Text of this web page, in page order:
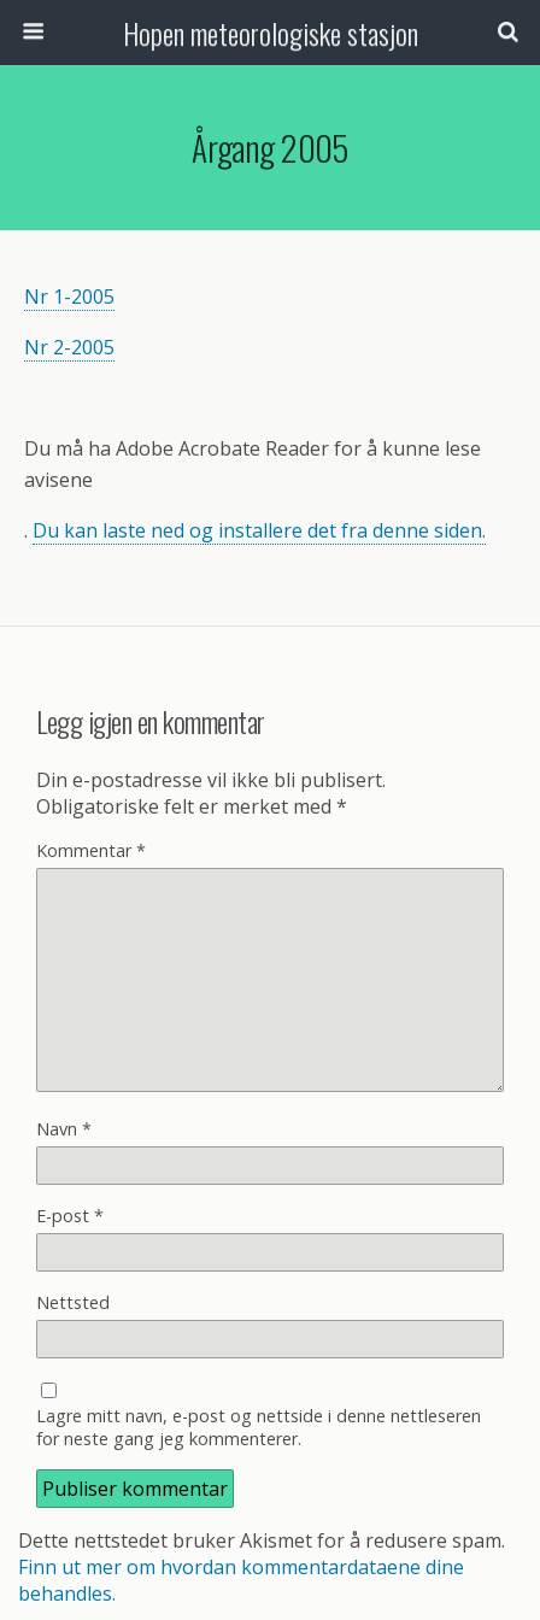
Hopen meteorologiske stasjon
Årgang 2005
Nr 1-2005
Nr 2-2005
Du må ha Adobe Acrobate Reader for å kunne lese
avisene
. Du kan laste ned og installere det fra denne siden.
Legg igjen en kommentar
Din e-postadresse vil ikke bli publisert.
Obligatoriske felt er merket med *
Kommentar*
Navn *
E-post *
Nettsted
Lagre mitt navn, e-post og nettside i denne nettleseren
for neste gang jeg kommenterer.
Dette nettstedet bruker Akismet for å redusere spam.
Finn ut mer om hvordan kommentardataene dine
behandles.